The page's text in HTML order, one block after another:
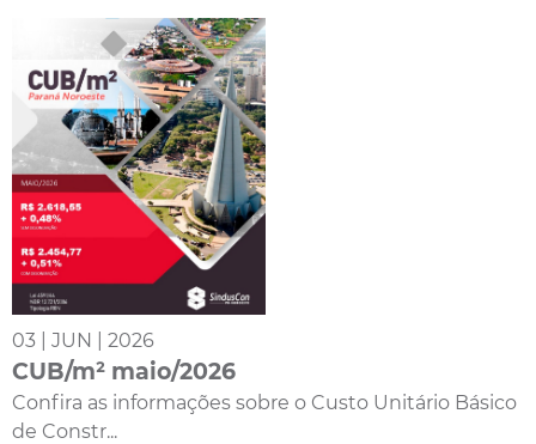
03 | JUN | 2026
CUB/m² maio/2026
Confira as informações sobre o Custo Unitário Básico
de Constr...